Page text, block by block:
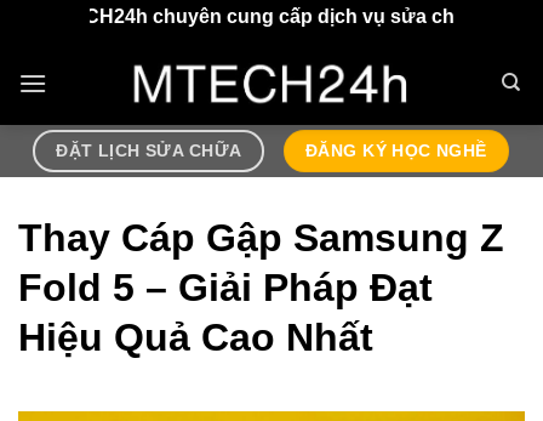
nội
chuyên cung cấp dịch vụ sửa chữa điện thoại, airpods
ĐẶT LỊCH SỬA CHỮA ĐĂNG KÝ HỌC NGHỀ
Thay Cáp Gập Samsung Z
Fold 5 – Giải Pháp Đạt
Hiệu Quả Cao Nhất